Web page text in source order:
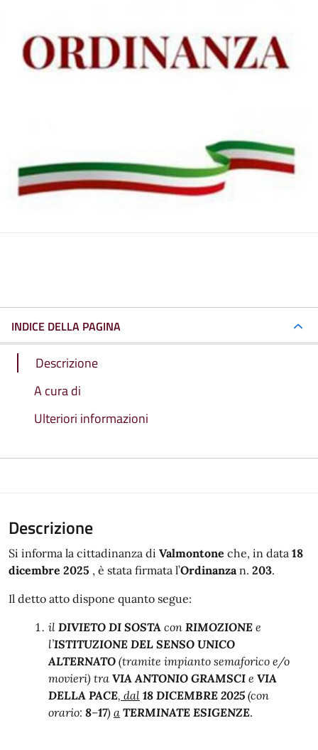
INDICE DELLA PAGINA
Descrizione
A cura di
Ulteriori informazioni
Descrizione
Si informa la cittadinanza di Valmontone che, in data 18
dicembre 2025 , è stata firmata l’Ordinanza n. 203.
Il detto atto dispone quanto segue:
il DIVIETO DI SOSTA con RIMOZIONE e
l’ISTITUZIONE DEL SENSO UNICO
ALTERNATO (tramite impianto semaforico e/o
movieri) tra VIA ANTONIO GRAMSCI e VIA
DELLA PACE, dal 18 DICEMBRE 2025 (con
orario: 8–17) a TERMINATE ESIGENZE.